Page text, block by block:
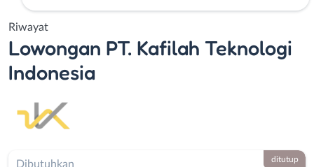
Riwayat
Lowongan PT. Kafilah Teknologi
Indonesia
Dibutuhkan ditutup